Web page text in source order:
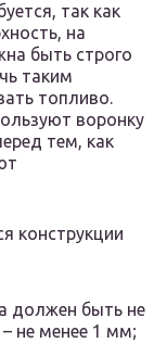
так как
на
быть строго
таким
топливо.
воронку
тем, как
конструкции
должен быть не
не менее 1 мм;